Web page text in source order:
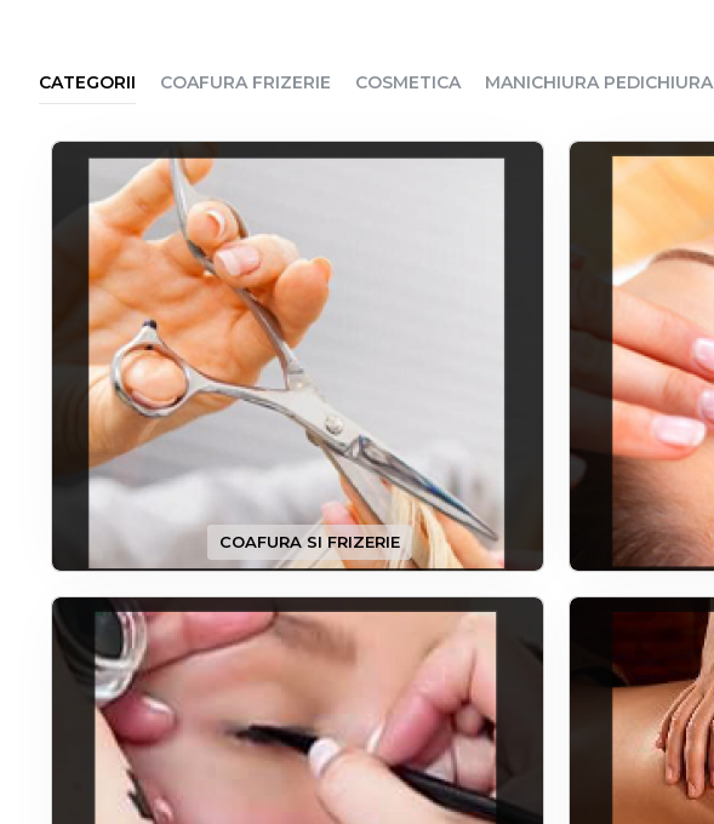
CATEGORII COAFURA FRIZERIE COSMETICA MANICHIURA PEDICHIURA
COAFURA SI FRIZERIE